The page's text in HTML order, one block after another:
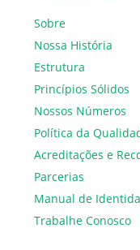
Sobre
Nossa História
Estrutura
Princípios Sólidos
Nossos Números
Política da
Acreditações e
Parcerias
Manual de
Trabalhe Conosco